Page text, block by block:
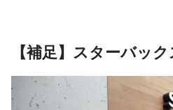
【補足】スターバッ